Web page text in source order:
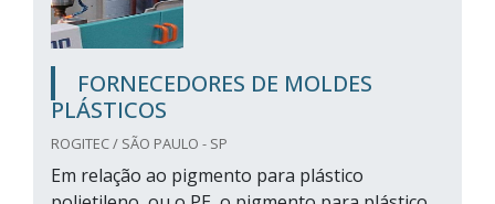
FORNECEDORES DE MOLDES
PLÁSTICOS
ROGITEC / SÃO PAULO - SP
Em relação ao pigmento para plástico